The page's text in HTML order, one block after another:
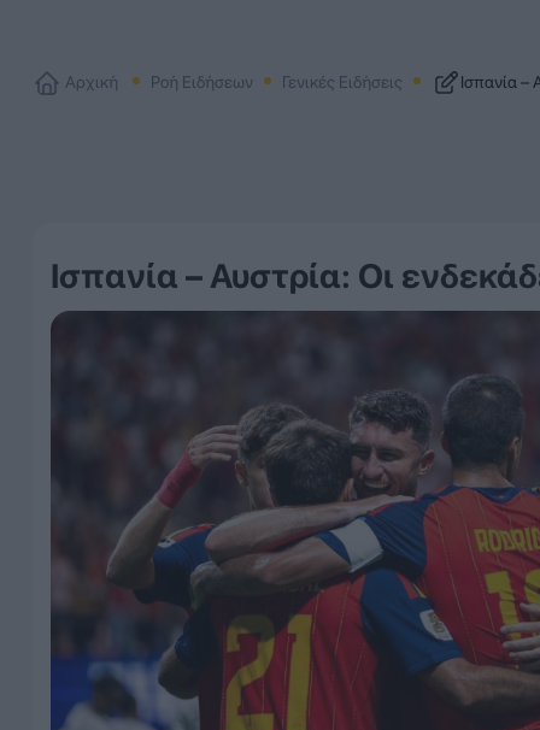
Αρχική Ροή Ειδήσεων Γενικές Ειδήσεις Ισπανία –
Ισπανία – Αυστρία: Οι